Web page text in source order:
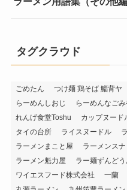
タグクラウド
ごめたん つけ麺 鶏そば 鯔背ヤ
らーめんしおじ
らーめんなご
れんげ食堂Toshu
カップヌード
タイの台所
ライスヌードル
ラーメンまこと屋
ラーメンスナ
ラーメン魁力屋
ラー麺ずんどう
ワイエスフード株式会社
一蘭